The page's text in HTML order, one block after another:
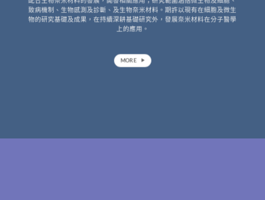
致病機制、生物感測及診斷、及生物奈米材料。期許以現有在細胞及微生
物的研究基礎及成果，在持續深耕基礎研究外，發展奈米材料在分子醫學
上的應用。
MORE